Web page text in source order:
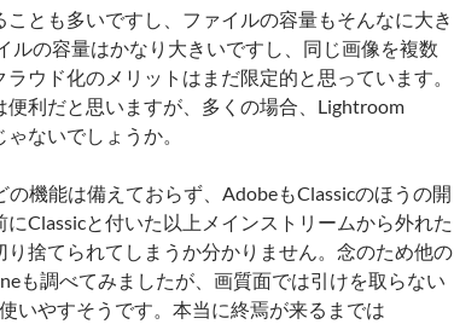
とも多いですし、ファイルの容量もそんなに大き
ルの容量はかなり大きいですし、同じ画像を複数
ウド化のメリットはまだ限定的と思っています。
利だと思いますが、多くの場合、Lightroom
ないでしょうか。
機能は備えておらず、AdobeもClassicのほうの開
Classicと付いた以上メインストリームから外れた
捨てられてしまうか分かりません。念のため他の
も調べてみましたが、画質面では引けを取らない
いやすそうです。本当に終焉が来るまでは